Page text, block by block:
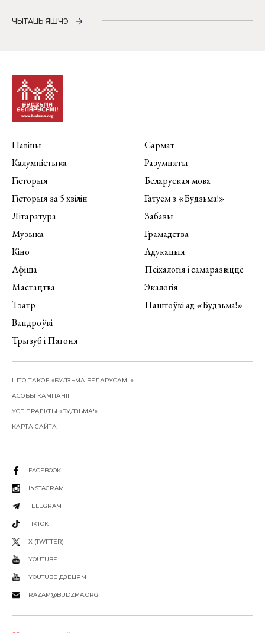
ЧЫТАЦЬ ЯШЧЭ
Навіны
Калумністыка
Гісторыя
Гісторыя за 5 хвілін
Літаратура
Музыка
Кіно
Афіша
Мастацтва
Тэатр
Вандроўкі
Трызуб і Пагоня
Сармат
Разумняты
Беларуская мова
Гатуем з «Будзьма!»
Забавы
Грамадства
Адукацыя
Псіхалогія і самаразвіццё
Экалогія
Паштоўкі ад «Будзьма!»
ШТО ТАКОЕ «БУДЗЬМА БЕЛАРУСАМІ!»
АСОБЫ КАМПАНІІ
УСЕ ПРАЕКТЫ «БУДЗЬМА!»
КАРТА САЙТА
FACEBOOK
INSTAGRAM
TELEGRAM
TIKTOK
X (TWITTER)
YOUTUBE
YOUTUBE ДЗЕЦЯМ
RAZAM@BUDZMA.ORG